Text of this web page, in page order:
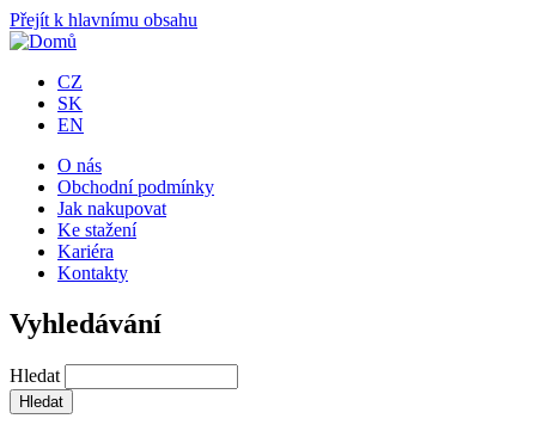
Přejít k hlavnímu obsahu
CZ
SK
EN
O nás
Obchodní podmínky
Jak nakupovat
Ke stažení
Kariéra
Kontakty
Vyhledávání
Hledat